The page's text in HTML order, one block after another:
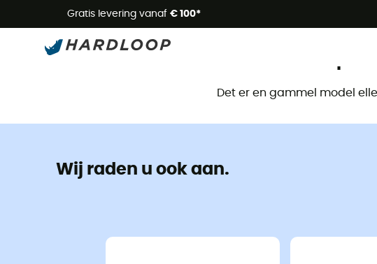
Gratis levering vanaf € 100*
Det er en gammel model
Wij raden u ook aan.